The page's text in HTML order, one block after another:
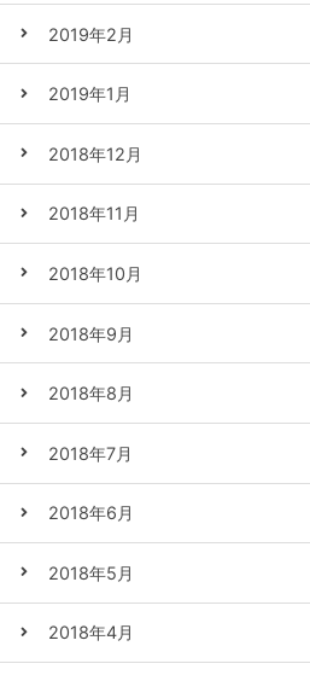
2019年2月
2019年1月
2018年12月
2018年11月
2018年10月
2018年9月
2018年8月
2018年7月
2018年6月
2018年5月
2018年4月